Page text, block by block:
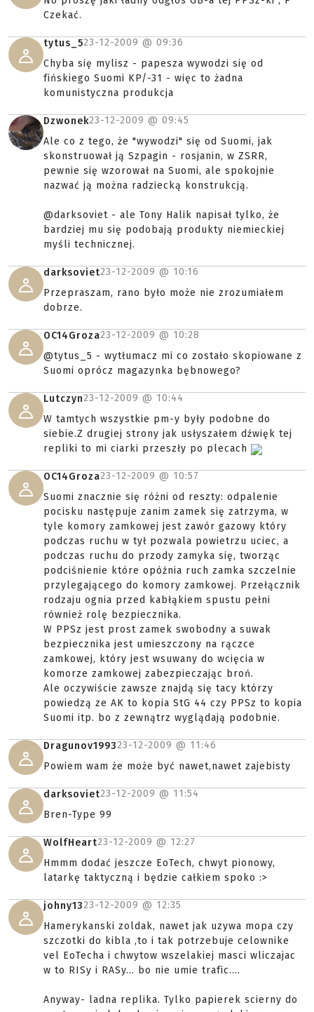
Czekać.
tytus_523-12-2009 @ 09:36
Chyba się mylisz - papesza wywodzi się od
fińskiego Suomi KP/-31 - więc to żadna
komunistyczna produkcja
Dzwonek23-12-2009 @ 09:45
Ale co z tego, że "wywodzi" się od Suomi, jak
skonstruował ją Szpagin - rosjanin, w ZSRR,
pewnie się wzorował na Suomi, ale spokojnie
nazwać ją można radziecką konstrukcją.
@darksoviet - ale Tony Halik napisał tylko, że
bardziej mu się podobają produkty niemieckiej
myśli technicznej.
darksoviet23-12-2009 @ 10:16
Przepraszam, rano było może nie zrozumiałem
dobrze.
OC14Groza23-12-2009 @ 10:28
@tytus_5 - wytłumacz mi co zostało skopiowane z
Suomi oprócz magazynka bębnowego?
Lutczyn23-12-2009 @ 10:44
W tamtych wszystkie pm-y były podobne do
siebie.Z drugiej strony jak usłyszałem dźwięk tej
repliki to mi ciarki przeszły po plecach
OC14Groza23-12-2009 @ 10:57
Suomi znacznie się różni od reszty: odpalenie
pocisku następuje zanim zamek się zatrzyma, w
tyle komory zamkowej jest zawór gazowy który
podczas ruchu w tył pozwala powietrzu uciec, a
podczas ruchu do przody zamyka się, tworząc
podciśnienie które opóźnia ruch zamka szczelnie
przylegającego do komory zamkowej. Przełącznik
rodzaju ognia przed kabłąkiem spustu pełni
również rolę bezpiecznika.
W PPSz jest prost zamek swobodny a suwak
bezpiecznika jest umieszczony na rączce
zamkowej, który jest wsuwany do wcięcia w
komorze zamkowej zabezpieczając broń.
Ale oczywiście zawsze znajdą się tacy którzy
powiedzą ze AK to kopia StG 44 czy PPSz to kopia
Suomi itp. bo z zewnątrz wyglądają podobnie.
Dragunov199323-12-2009 @ 11:46
Powiem wam że może być nawet,nawet zajebisty
darksoviet23-12-2009 @ 11:54
Bren-Type 99
WolfHeart23-12-2009 @ 12:27
Hmmm dodać jeszcze EoTech, chwyt pionowy,
latarkę taktyczną i będzie całkiem spoko :>
johny1323-12-2009 @ 12:35
Hamerykanski zoldak, nawet jak uzywa mopa czy
szczotki do kibla ,to i tak potrzebuje celownike
vel EoTecha i chwytow wszelakiej masci wliczajac
w to RISy i RASy... bo nie umie trafic....
Anyway- ladna replika. Tylko papierek scierny do